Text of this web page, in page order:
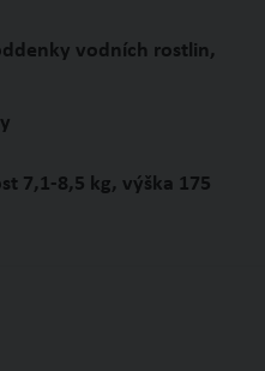
vodních rostlin,
7,1-8,5 kg, výška 175